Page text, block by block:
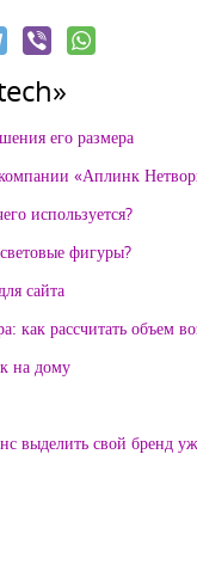
его размера
«Аплинк
используется?
фигуры?
сайта
как рассчитать объем
на дому
выделить свой бренд